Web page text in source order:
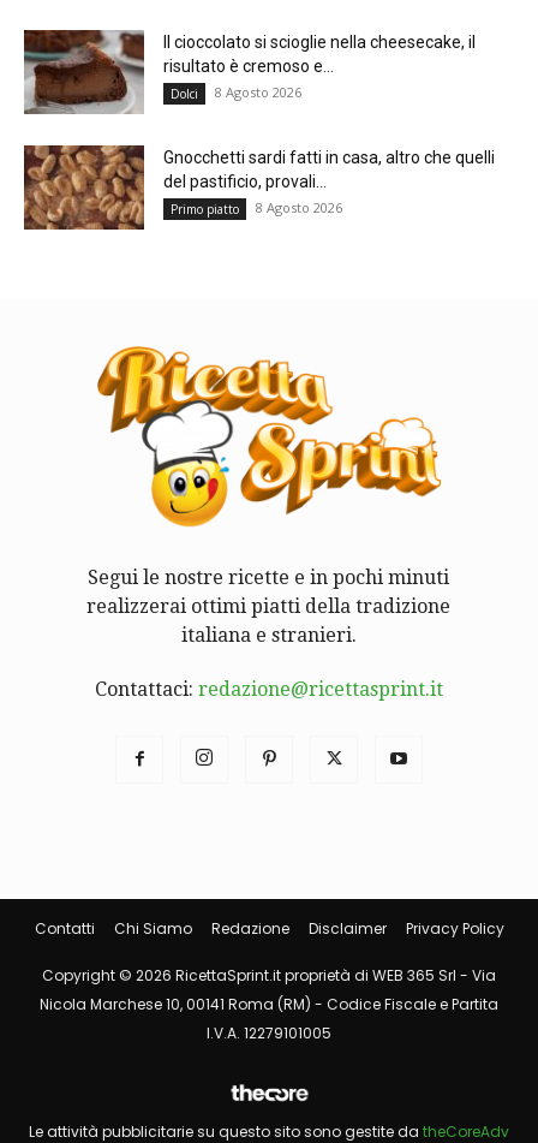
Il cioccolato si scioglie nella cheesecake, il
risultato è cremoso e...
Dolci 8 Agosto 2026
Gnocchetti sardi fatti in casa, altro che quelli
del pastificio, provali...
Primo piatto 8 Agosto 2026
Segui le nostre ricette e in pochi minuti
realizzerai ottimi piatti della tradizione
italiana e stranieri.
Contattaci: redazione@ricettasprint.it
Contatti Chi Siamo Redazione Disclaimer Privacy Policy
Copyright © 2026 RicettaSprint.it proprietà di WEB 365 Srl - Via
Nicola Marchese 10, 00141 Roma (RM) - Codice Fiscale e Partita
I.V.A. 12279101005
Le attività pubblicitarie su questo sito sono gestite da theCoreAdv